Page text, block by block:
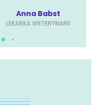
Karolina Ściubisz
LEKARKA WETERYNARII